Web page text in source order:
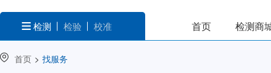
检测 检验 校准 首页 检测商
首页 > 找服务